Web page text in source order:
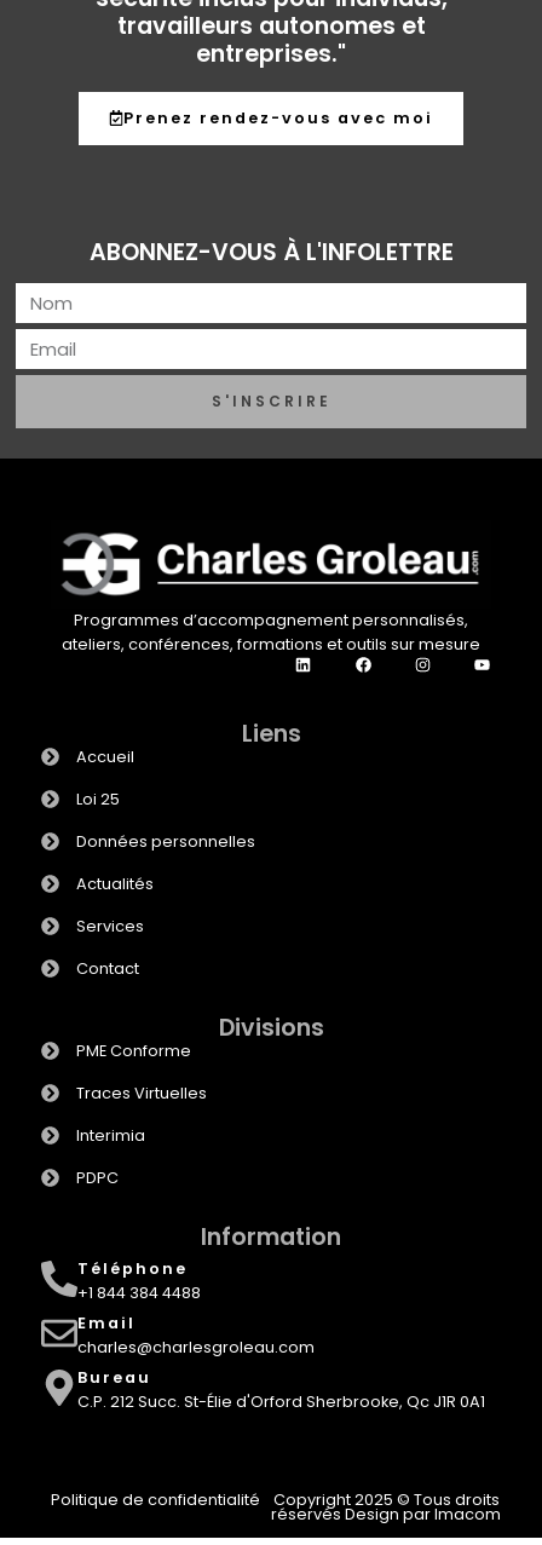
travailleurs autonomes et
entreprises."
Prenez rendez-vous avec moi
ABONNEZ-VOUS À L'INFOLETTRE
S'INSCRIRE
Programmes d’accompagnement personnalisés,
ateliers, conférences, formations et outils sur mesure
Liens
Accueil
Loi 25
Données personnelles
Actualités
Services
Contact
Divisions
PME Conforme
Traces Virtuelles
Interimia
PDPC
Information
Téléphone
+1 844 384 4488
Email
charles@charlesgroleau.com
Bureau
C.P. 212 Succ. St-Élie d'Orford Sherbrooke, Qc J1R 0A1
Politique de confidentialité Copyright 2025 © Tous droits
réservés Design par Imacom